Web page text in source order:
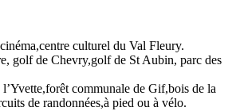
culturel du Val Fleury.
golf de Chevry,golf de St Aubin, parc des
l’Yvette,forêt communale de Gif,bois de la
de randonnées,à pied ou à vélo.